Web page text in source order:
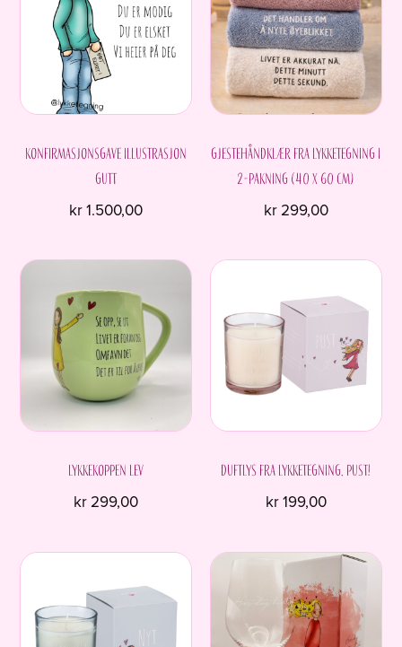
Konfirmasjonsgave Illustrasjon
Gutt
kr1.500,00
Gjestehåndklær fra Lykketegning i
2-pakning (40 x 60 cm)
kr299,00
produktet
flere
varianter.
Alternativene
kan
velges
på
Lykkekoppen LEV
kr 299,00
Duftlys fra Lykketegning. Pust!
kr199,00